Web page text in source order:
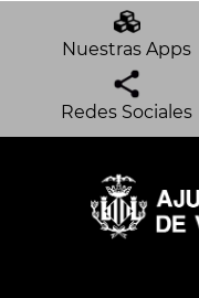
Nuestras Apps
Redes Sociales